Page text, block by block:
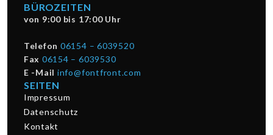
BÜROZEITEN
von 9:00 bis 17:00 Uhr
Telefon 06154 – 6039520
Fax 06154 – 6039530
E -Mail info@fontfront.com
SEITEN
Impressum
Datenschutz
Kontakt